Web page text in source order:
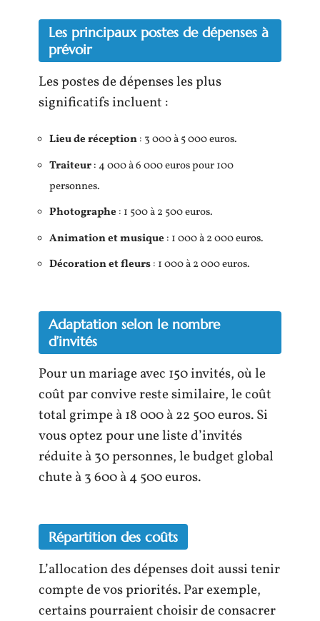
Les principaux postes de dépenses à
prévoir
Les postes de dépenses les plus
significatifs incluent :
Lieu de réception: 3 000 à 5 000 euros.
Traiteur: 4 000 à 6 000 euros pour 100
personnes.
Photographe : 1 500 à 2 500 euros.
Animation et musique : 1 000 à 2 000 euros.
Décoration et fleurs: 1 000 à 2 000 euros.
Adaptation selon le nombre
d’invités
Pour un mariage avec 150 invités, où le
coût par convive reste similaire, le coût
total grimpe à 18 000 à 22 500 euros. Si
vous optez pour une liste d’invités
réduite à 30 personnes, le budget global
chute à 3 600 à 4 500 euros.
Répartition des coûts
L’allocation des dépenses doit aussi tenir
compte de vos priorités. Par exemple,
certains pourraient choisir de consacrer